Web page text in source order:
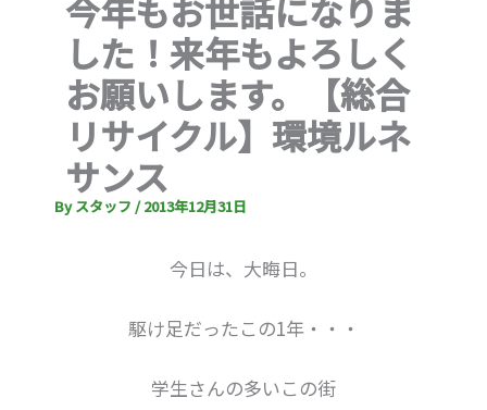
今年もお世話になりま
した！来年もよろしく
お願いします。【総合
リサイクル】環境ルネ
サンス
Byスタッフ /2013年12月31日
今日は、大晦日。
駆け足だったこの1年・・・
学生さんの多いこの街